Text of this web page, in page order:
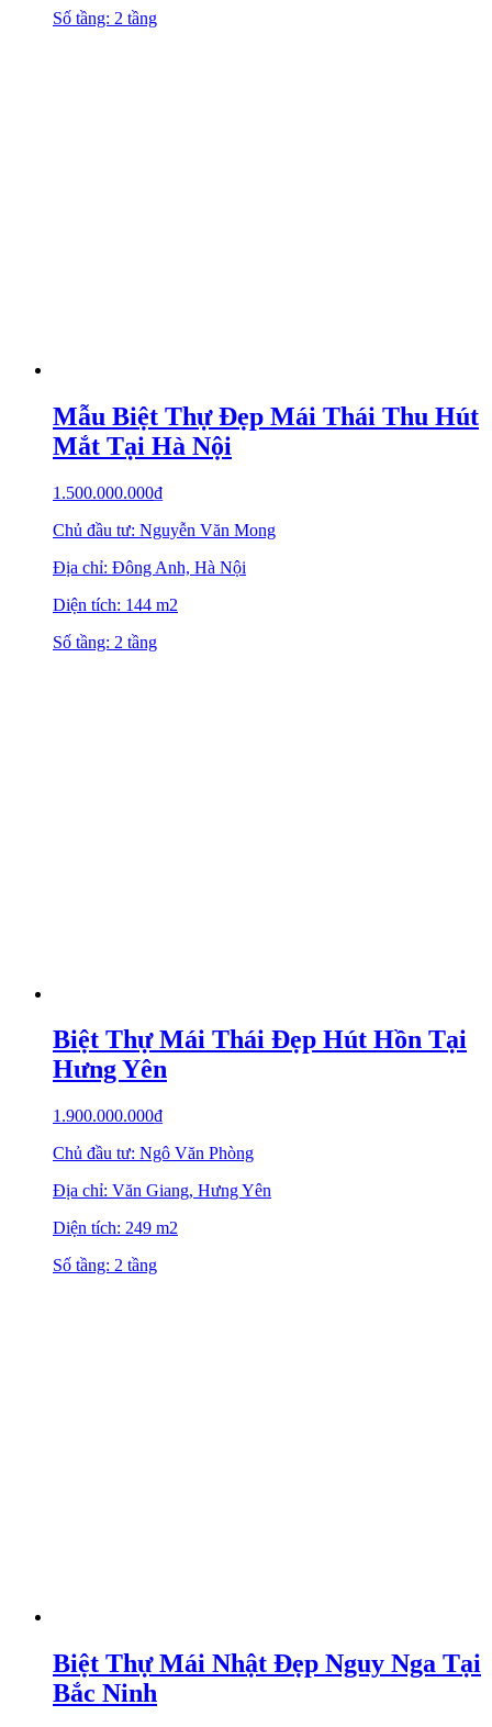
Số tầng: 2 tầng
Mẫu Biệt Thự Đẹp Mái Thái Thu Hút
Mắt Tại Hà Nội
1.500.000.000₫
Chủ đầu tư: Nguyễn Văn Mong
Địa chỉ: Đông Anh, Hà Nội
Diện tích: 144 m2
Số tầng: 2 tầng
Biệt Thự Mái Thái Đẹp Hút Hồn Tại
Hưng Yên
1.900.000.000₫
Chủ đầu tư: Ngô Văn Phòng
Địa chỉ: Văn Giang, Hưng Yên
Diện tích: 249 m2
Số tầng: 2 tầng
Biệt Thự Mái Nhật Đẹp Nguy Nga Tại
Bắc Ninh